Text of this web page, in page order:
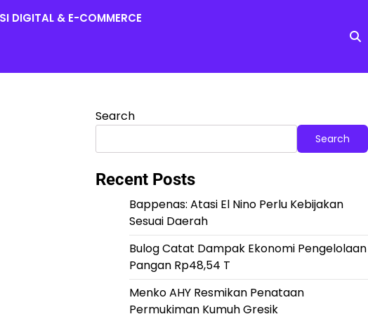
DIGITAL & E-COMMERCE
Search
Search
Recent Posts
Bappenas: Atasi El Nino Perlu Kebijakan
Sesuai Daerah
Bulog Catat Dampak Ekonomi Pengelolaan
Pangan Rp48,54 T
Menko AHY Resmikan Penataan
Permukiman Kumuh Gresik